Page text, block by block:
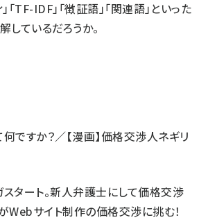
」「TF-IDF」「徴証語」「関連語」といった
しているだろうか。
ですか？／【漫画】価格交渉人ネギリ
タート。新人弁護士にして価格交渉
Webサイト制作の価格交渉に挑む！